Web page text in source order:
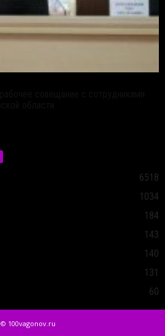
6518
1034
184
143
140
131
60
© 100vagonov.ru